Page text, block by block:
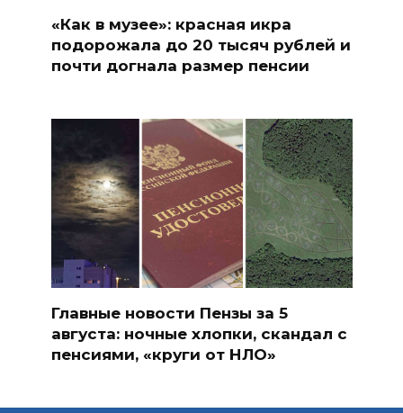
«Как в музее»: красная икра
подорожала до 20 тысяч рублей и
почти догнала размер пенсии
Главные новости Пензы за 5
августа: ночные хлопки, скандал с
пенсиями, «круги от НЛО»